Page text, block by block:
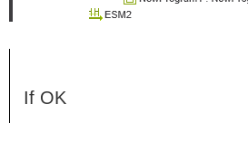
If OK